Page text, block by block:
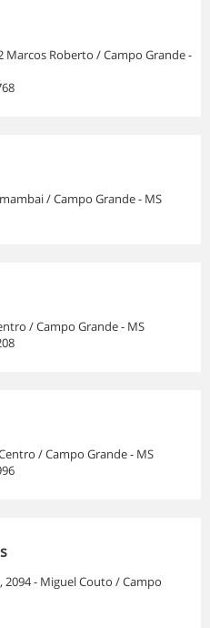
Marcos Roberto / Campo Grande -
/ Campo Grande - MS
/ Campo Grande - MS
/ Campo Grande - MS
- Miguel Couto / Campo